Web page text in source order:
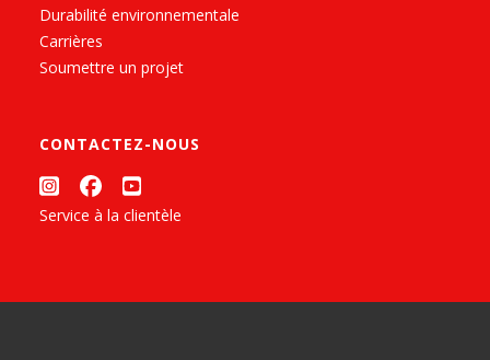
Durabilité environnementale
Carrières
Soumettre un projet
CONTACTEZ-NOUS
Service à la clientèle